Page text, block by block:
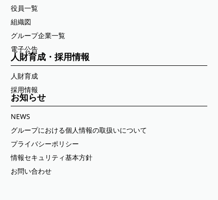
役員一覧
組織図
グループ企業一覧
電子公告
人財育成・採用情報
人財育成
採用情報
お知らせ
NEWS
グループにおける個人情報の取扱いについて
プライバシーポリシー
情報セキュリティ基本方針
お問い合わせ